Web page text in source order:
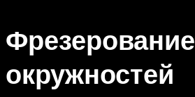
Фрезерование
окружностей